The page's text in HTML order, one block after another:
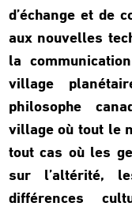
d’échange et de
aux nouvelles
la
village
philosophe
village où tout le
tout cas où les
sur l’altérité,
différences